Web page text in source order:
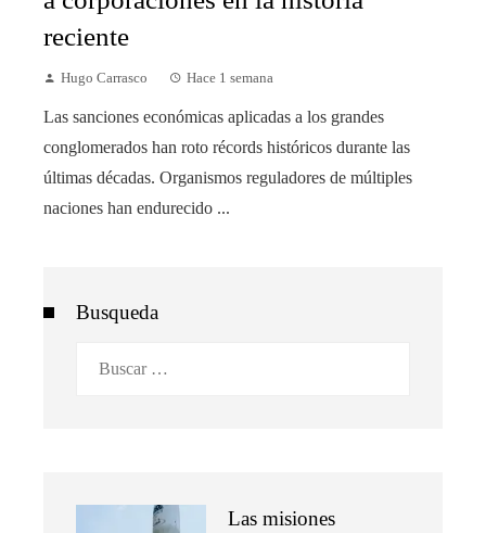
reciente
Hugo Carrasco Hace 1 semana
Las sanciones económicas aplicadas a los grandes
conglomerados han roto récords históricos durante las
últimas décadas. Organismos reguladores de múltiples
naciones han endurecido ...
Busqueda
Las misiones